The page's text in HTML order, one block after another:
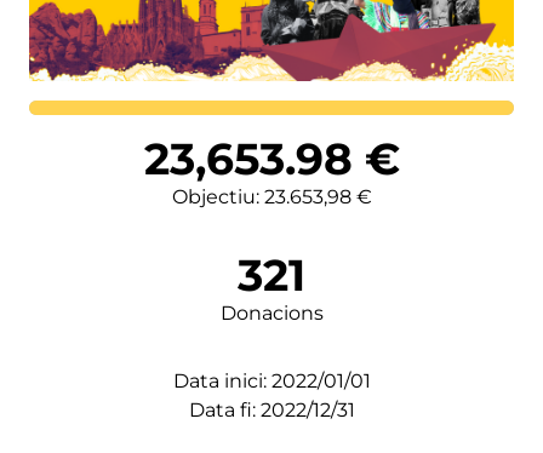
Lortutakoa
23,653.98 €
Objectiu: 23.653,98 €
321
Donacions
Data inici: 2022/01/01
Data fi: 2022/12/31